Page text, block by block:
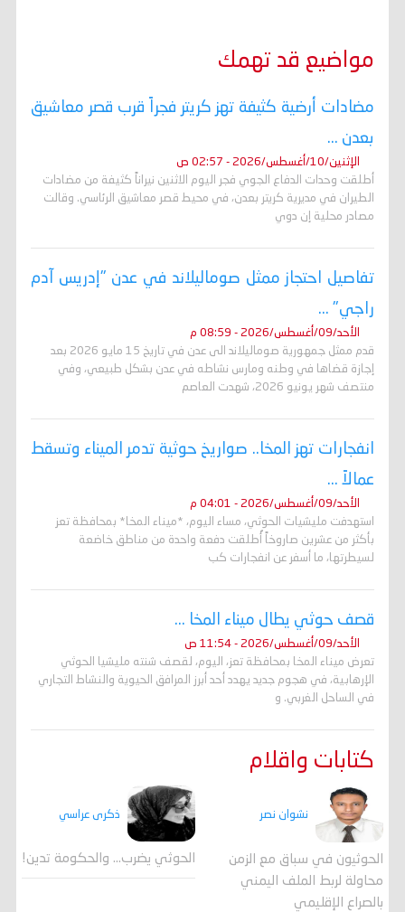
مواضيع قد تهمك
مضادات أرضية كثيفة تهز كريتر فجراً قرب قصر معاشيق
بعدن ...
الإثنين/10/أغسطس/2026 - 02:57 ص
أطلقت وحدات الدفاع الجوي فجر اليوم الاثنين نيراناً كثيفة من مضادات
الطيران في مديرية كريتر بعدن، في محيط قصر معاشيق الرئاسي. وقالت
مصادر محلية إن دوي
تفاصيل احتجاز ممثل صوماليلاند في عدن "إدريس آدم
راجي" ...
الأحد/09/أغسطس/2026 - 08:59 م
قدم ممثل جمهورية صوماليلاند الى عدن في تاريخ 15 مايو 2026 بعد
إجازة قضاها في وطنه ومارس نشاطه في عدن بشكل طبيعي، وفي
منتصف شهر يونيو 2026، شهدت العاصم
انفجارات تهز المخا.. صواريخ حوثية تدمر الميناء وتسقط
عمالاً ...
الأحد/09/أغسطس/2026 - 04:01 م
استهدفت مليشيات الحوثي، مساء اليوم، *ميناء المخا* بمحافظة تعز
بأكثر من عشرين صاروخاً أُطلقت دفعة واحدة من مناطق خاضعة
لسيطرتها، ما أسفر عن انفجارات كب
قصف حوثي يطال ميناء المخا ...
الأحد/09/أغسطس/2026 - 11:54 ص
تعرض ميناء المخا بمحافظة تعز، اليوم، لقصف شنته مليشيا الحوثي
الإرهابية، في هجوم جديد يهدد أحد أبرز المرافق الحيوية والنشاط التجاري
في الساحل الغربي. و
كتابات واقلام
نشوان نصر
الحوثيون في سباق مع الزمن
محاولة لربط الملف اليمني
بالصراع الإقليمي
ذكرى عراسي
الحوثي يضرب… والحكومة تدين!